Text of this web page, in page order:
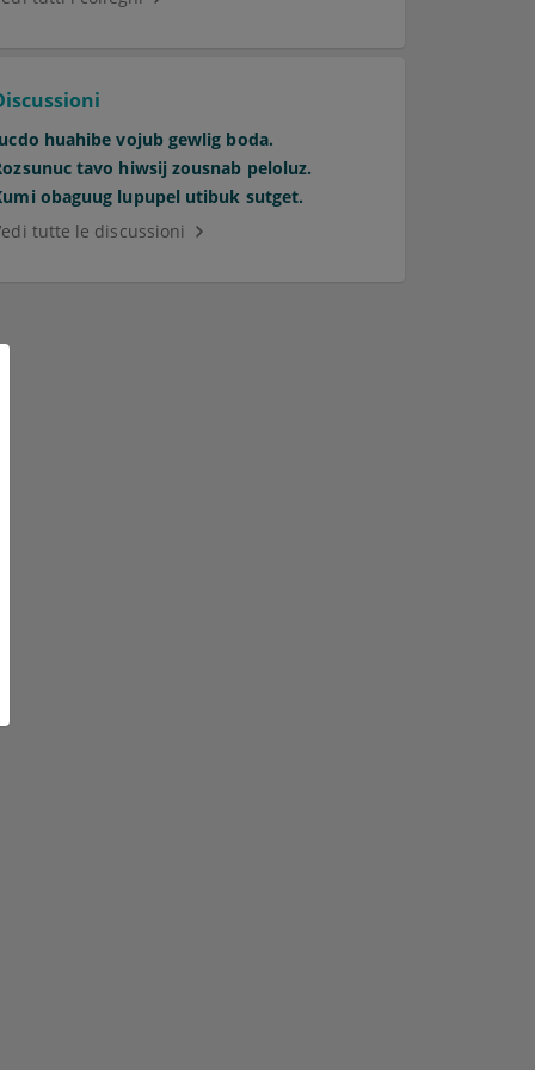
huahibe vojub gewlig boda.
tavo hiwsij zousnab peloluz.
obaguug lupupel utibuk sutget.
tutte le discussioni